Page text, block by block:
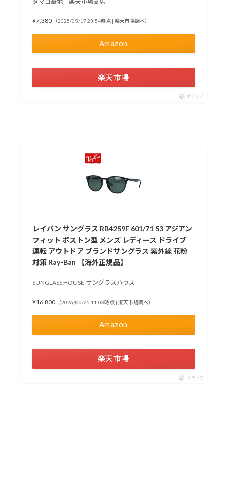
¥7,380 （2025/09/17 23:54時点 | 楽天市場調べ）
Amazon
楽天市場
ポチップ
レイバン サングラス RB4259F 601/71 53 アジアン
フィット ボストン型 メンズ レディース ドライブ
運転 アウトドア ブランドサングラス 紫外線 花粉
対策 Ray-Ban 【海外正規品】
SUNGLASS HOUSE-サングラスハウス-
¥16,800 （2026/06/25 11:03時点 | 楽天市場調べ）
Amazon
楽天市場
ポチップ